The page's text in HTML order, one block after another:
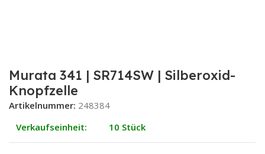
Murata 341 | SR714SW | Silberoxid-
Knopfzelle
Artikelnummer: 248384
Verkaufseinheit:
10 Stück